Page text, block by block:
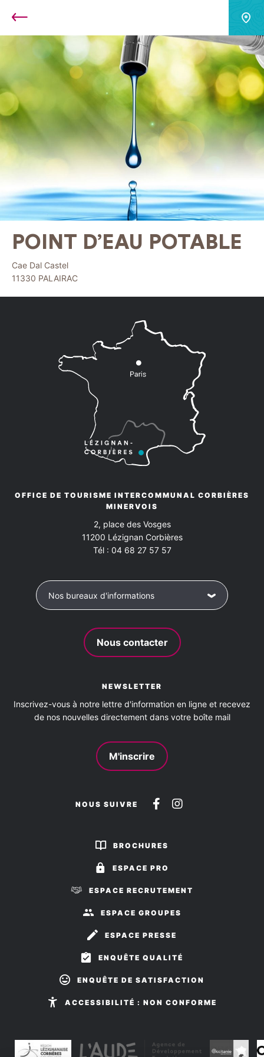
Retour
POINT D’EAU POTABLE
Cae Dal Castel
11330 PALAIRAC
OFFICE DE TOURISME INTERCOMMUNAL CORBIÈRES
MINERVOIS
2, place des Vosges
11200 Lézignan Corbières
Tél : 04 68 27 57 57
Nos bureaux d'informations
Nous contacter
NEWSLETTER
Inscrivez-vous à notre lettre d'information en ligne et recevez
de nos nouvelles directement dans votre boîte mail
M'inscrire
NOUS SUIVRE
Suivez-
sur
Suivez-
BROCHURES
ESPACE PRO
ESPACE RECRUTEMENT
ESPACE GROUPES
ESPACE PRESSE
ENQUÊTE QUALITÉ
ENQUÊTE DE SATISFACTION
ACCESSIBILITÉ : NON CONFORME